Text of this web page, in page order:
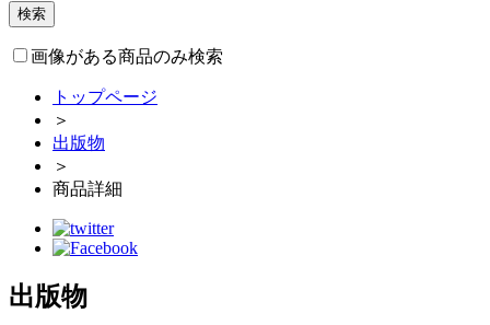
画像がある商品のみ検索
トップページ
＞
出版物
＞
商品詳細
出版物